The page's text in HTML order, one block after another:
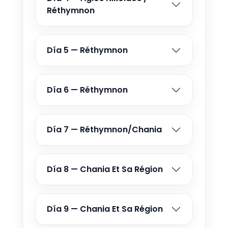
Desde €605
5 OCT - 15 OCT 2026
Desde €592
Desde €592
9 OCT - 19 OCT 2026
Réthymnon
Día 5 — Réthymnon
Día 6 — Réthymnon
Día 7 — Réthymnon/Chania
Día 8 — Chania Et Sa Région
Día 9 — Chania Et Sa Région